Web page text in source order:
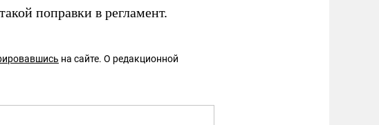
поправки в регламент.
на сайте. О редакционной